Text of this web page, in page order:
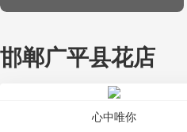
邯郸广平县花店
心中唯你